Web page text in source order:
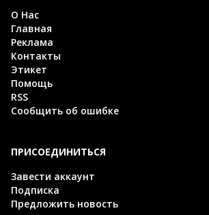
О Нас
Главная
Реклама
Контакты
Этикет
Помощь
RSS
Сообщить об ошибке
ПРИСОЕДИНИТЬСЯ
Завести аккаунт
Подписка
Предложить новость